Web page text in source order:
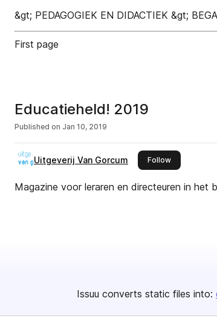
&gt; PEDAGOGIEK EN DIDACTIEK &gt;
First page
Educatieheld! 2019
Published on Jan 10, 2019
Uitgeverij Van Gorcum Followthis publisher
Magazine voor leraren en directeuren in het
Issuu converts static files into: